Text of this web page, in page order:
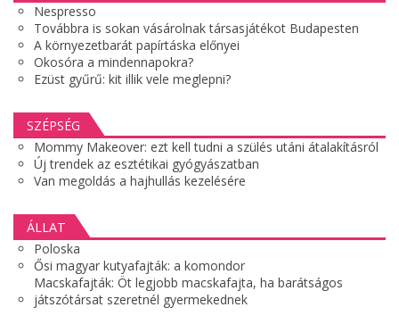
Nespresso
Továbbra is sokan vásárolnak társasjátékot Budapesten
A környezetbarát papírtáska előnyei
Okosóra a mindennapokra?
Ezüst gyűrű: kit illik vele meglepni?
SZÉPSÉG
Mommy Makeover: ezt kell tudni a szülés utáni átalakításról
Új trendek az esztétikai gyógyászatban
Van megoldás a hajhullás kezelésére
ÁLLAT
Poloska
Ősi magyar kutyafajták: a komondor
Macskafajták: Öt legjobb macskafajta, ha barátságos
játszótársat szeretnél gyermekednek